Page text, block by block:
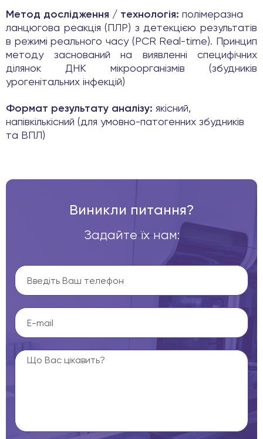
Метод дослідження / технологія: полімеразна
ланцюгова реакція (ПЛР) з детекцією результатів
в режимі реального часу (PCR Real-time). Принцип
методу заснований на виявленні специфічних
ділянок ДНК мікроорганізмів (збудників
урогенітальних інфекцій)
Формат результату аналізу: якісний,
напівкількісний (для умовно-патогенних збудників
та ВПЛ)
Виникли питання?
Задайте їх нам: